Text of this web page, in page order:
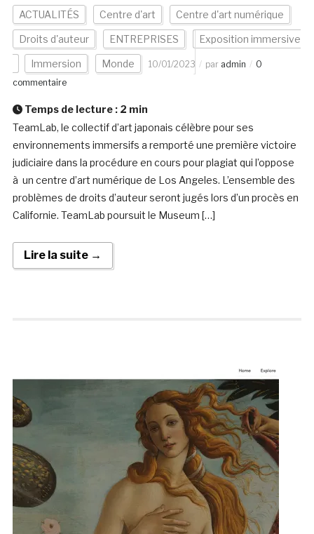
ACTUALITÉS Centre d'art Centre d'art numérique
Droits d'auteur ENTREPRISES Exposition immersive
Immersion Monde 10/01/2023 par admin
0
commentaire
Temps de lecture : 2 min
TeamLab, le collectif d’art japonais célèbre pour ses
environnements immersifs a remporté une première victoire
judiciaire dans la procédure en cours pour plagiat qui l’oppose
à un centre d’art numérique de Los Angeles. L’ensemble des
problèmes de droits d’auteur seront jugés lors d’un procès en
Californie. TeamLab poursuit le Museum […]
Lire la suite →